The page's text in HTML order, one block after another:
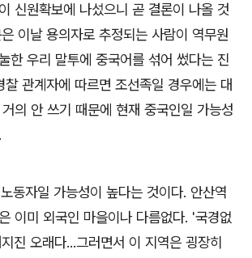
신원확보에 나섰으니 곧 결론이 나올 것
이날 용의자로 추정되는 사람이 역무원
한 우리 말투에 중국어를 섞어 썼다는 진
관계자에 따르면 조선족일 경우에는 대
의 안 쓰기 때문에 현재 중국인일 가능성
동자일 가능성이 높다는 것이다. 안산역
이미 외국인 마을이나 다름없다. '국경없
진 오래다...그러면서 이 지역은 굉장히